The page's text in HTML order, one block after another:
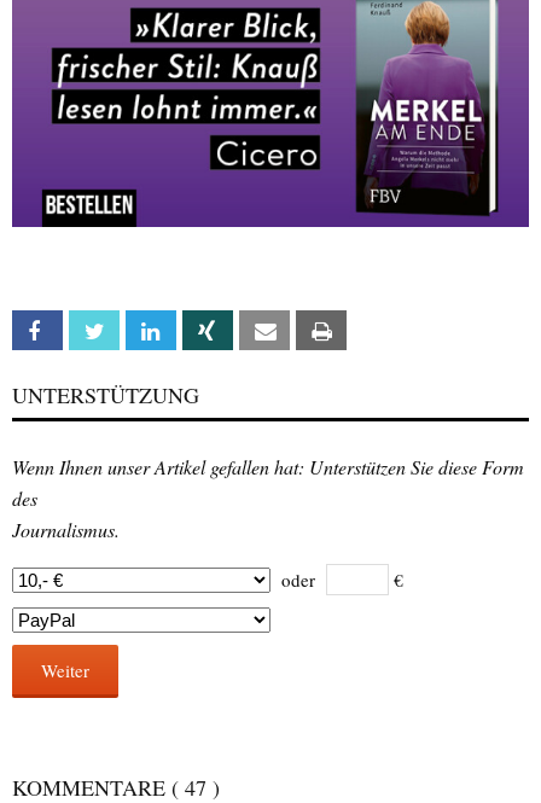
Facebook Twitter Linkedin Xing Email
UNTERSTÜTZUNG
Wenn Ihnen unser Artikel gefallen hat: Unterstützen Sie diese Form
des
Journalismus.
oder €
Weiter
KOMMENTARE ( 47 )